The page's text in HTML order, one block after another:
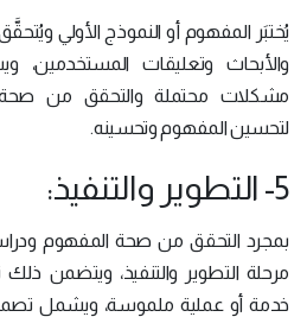
يُختبَر المفهوم أو النموذج الأولي
والأبحاث وتعليقات المستخدمين،
مشكلات محتملة والتحقق من صحة
لتحسين المفهوم وتحسينه.
5- التطوير والتنفيذ:
بمجرد التحقق من صحة المفهوم
مرحلة التطوير والتنفيذ، ويتضمن
خدمة أو عملية ملموسة، ويشمل